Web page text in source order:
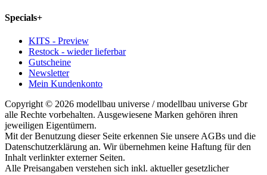
Specials+
KITS - Preview
Restock - wieder lieferbar
Gutscheine
Newsletter
Mein Kundenkonto
Copyright © 2026 modellbau universe / modellbau universe Gbr
alle Rechte vorbehalten. Ausgewiesene Marken gehören ihren
jeweiligen Eigentümern.
Mit der Benutzung dieser Seite erkennen Sie unsere AGBs und die
Datenschutzerklärung an. Wir übernehmen keine Haftung für den
Inhalt verlinkter externer Seiten.
Alle Preisangaben verstehen sich inkl. aktueller gesetzlicher